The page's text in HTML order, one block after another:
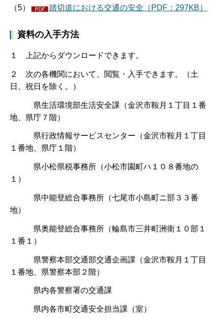
（5） 踏切道における交通の安全（PDF：297KB）
資料の入手方法
１ 上記からダウンロードできます。
２ 次の各機関において、閲覧・入手できます。（土
日、祝日を除く。）
県生活環境部生活安全課（金沢市鞍月１丁目１番
地、県庁７階）
県行政情報サービスセンター（金沢市鞍月１丁目
１番地、県庁１階）
県小松県税事務所（小松市園町ハ１０８番地の
１）
県中能登総合事務所（七尾市小島町ニ部３３番
地）
県奥能登総合事務所（輪島市三井町洲衛１０部１
１番１）
県警察本部交通部交通企画課（金沢市鞍月１丁目
１番地、県警察本部２階）
県内各警察署の交通課
県内各市町交通安全担当課（室）